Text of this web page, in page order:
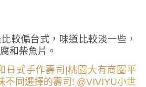
較偏台式，味道比較淡一些，
和柴魚片。